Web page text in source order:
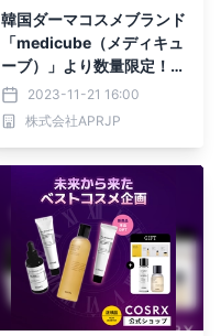
韓国ダーマコスメブランド
「medicube（メディキュ
ーブ）」より数量限定！ウ
ィンターホリデーコレクシ
ョン2023販売開始！
2023-11-21 16:00
株式会社APRJP